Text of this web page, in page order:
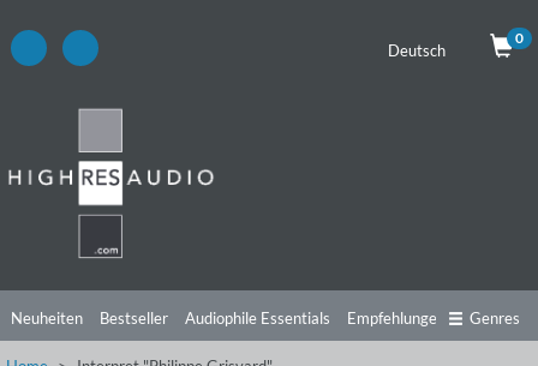
Deutsch
0
Neuheiten Bestseller Audiophile Essentials Empfehlungen Genres